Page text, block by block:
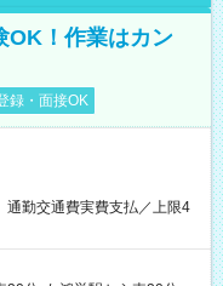
OK！作業はカン
録・面接OK
通勤交通費実費支払／上限4